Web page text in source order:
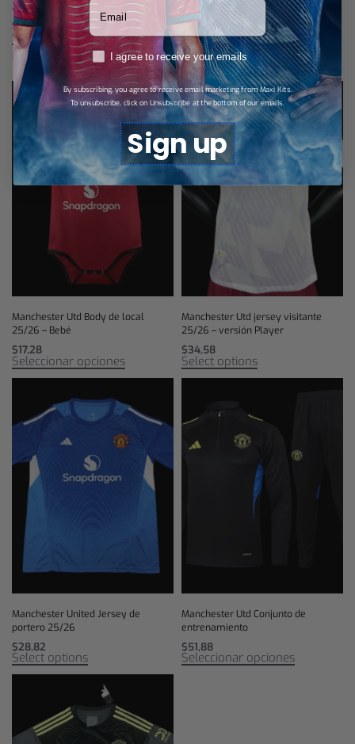
25/26
$28,82
Select options
Productos relacionados
Manchester Utd Body de local
25/26 – Bebé
$17,28
Seleccionar opciones
Manchester Utd jersey visitante
25/26 – versión Player
$34,58
Select options
Manchester United Jersey de
portero 25/26
$28,82
Select options
Manchester Utd Conjunto de
entrenamiento
$51,88
Seleccionar opciones
RGPDI agree to receive your emails
By subscribing, you agree to receive email marketing from Maxi Kits.
To unsubscribe, click on Unsubscribe at the bottom of our emails.
Sign up